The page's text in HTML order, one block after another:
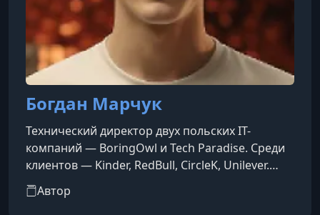
Богдан Марчук
Технический директор двух польских IT-
компаний — BoringOwl и Tech Paradise. Среди
клиентов — Kinder, RedBull, CircleK, Unilever.
Специалист в области искусственного
интеллекта и эксперт по бизнес-
Автор